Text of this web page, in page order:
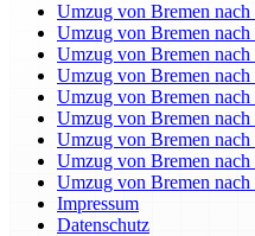
Umzug von Bremen nach
Umzug von Bremen
Umzug von Bremen
Umzug von Bremen
Umzug von Bremen nach
Umzug von Bremen nach
Umzug von Bremen
Umzug von Bremen
Umzug von Bremen nach
Impressum
Datenschutz